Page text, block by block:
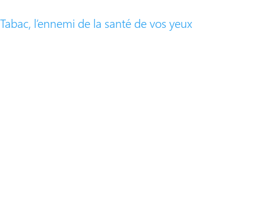
Tabac, l’ennemi de la santé de vos yeux